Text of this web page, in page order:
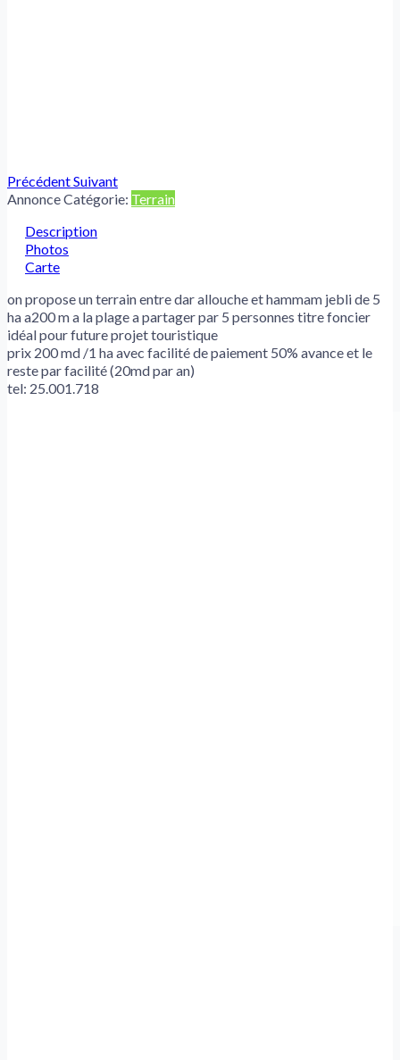
PrécédentSuivant
Annonce Catégorie: Terrain
Description
Photos
Carte
on propose un terrain entre dar allouche et hammam jebli de 5
ha a200 m a la plage a partager par 5 personnes titre foncier
idéal pour future projet touristique
prix 200 md /1 ha avec facilité de paiement 50% avance et le
reste par facilité (20md par an)
tel: 25.001.718